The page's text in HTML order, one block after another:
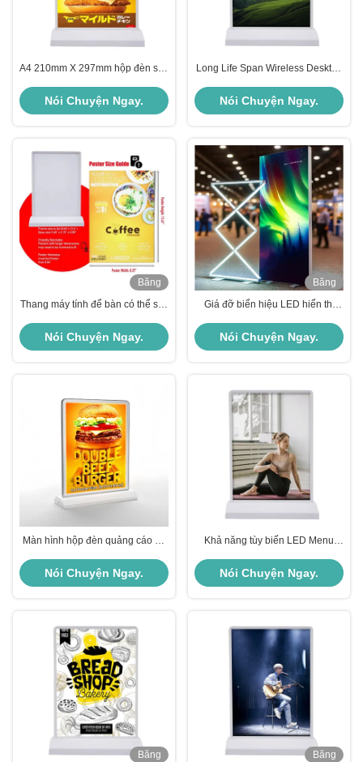
A4 210mm X 297mm hộp đèn sạc
đèn quảng cáo
Nói Chuyện Ngay.
Long Life Span Wireless Desktop
Nói Chuyện Ngay.
Băng
hình
Thang máy tính để bàn có thể sạc
Box
Nói Chuyện Ngay.
Băng
hình
Giá đỡ biển hiệu LED hiển thị
cáo
Nói Chuyện Ngay.
Màn hình hộp đèn quảng cáo để
Nói Chuyện Ngay.
Khả năng tùy biến LED Menu
cáo nhà hàng trên bàn
Nói Chuyện Ngay.
Băng
Băng